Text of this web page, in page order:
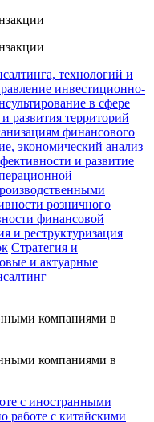
технологий и
инвестиционно-
в сфере
развития территорий
финансового
экономический анализ
и развитие
розничного
финансовой
и реструктуризация
Стратегия и
и актуарные
компаниями в
компаниями в
с иностранными
работе с китайскими